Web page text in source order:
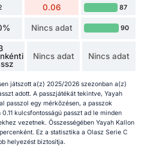
0.06 87
Nincs adat 90
Nincs adat Nincs adat
játszott a(z) 2025/2026 szezonban a(z)
adott. A passzjátékát tekintve, Yayah
passzol egy mérkőzésen, a passzok
kulcsfontosságú passzt ad le minden
vezetnek. Összességében Yayah Kallon
Ez a statisztika a Olasz Serie C
helyezést biztosítja.